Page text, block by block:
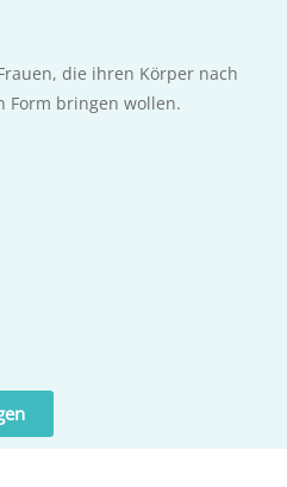
die ihren Körper nach
Form bringen wollen.